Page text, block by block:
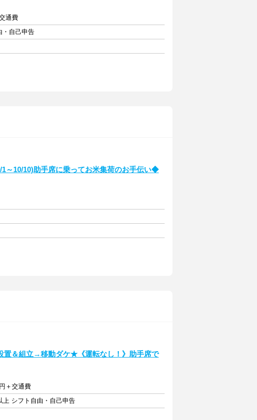
通費
・自己申告
1～10/10)助手席に乗ってお米集荷のお手伝い◆
置＆組立→移動ダケ★《運転なし！》助手席で
＋交通費
上 シフト自由・自己申告